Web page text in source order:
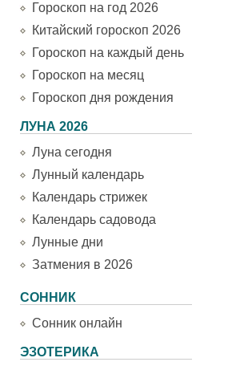
Гороскоп на год 2026
Китайский гороскоп 2026
Гороскоп на каждый день
Гороскоп на месяц
Гороскоп дня рождения
ЛУНА 2026
Луна сегодня
Лунный календарь
Календарь стрижек
Календарь садовода
Лунные дни
Затмения в 2026
СОННИК
Сонник онлайн
ЭЗОТЕРИКА